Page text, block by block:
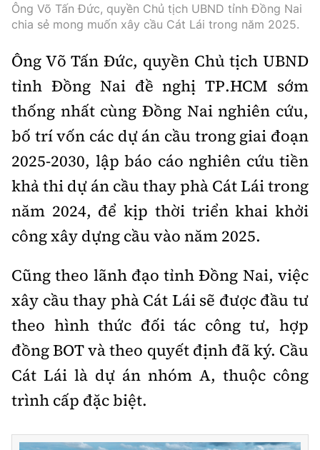
Ông Võ Tấn Đức, quyền Chủ tịch UBND tỉnh Đồng Nai
chia sẻ mong muốn xây cầu Cát Lái trong năm 2025.
Ông Võ Tấn Đức, quyền Chủ tịch UBND
tỉnh Đồng Nai đề nghị TP.HCM sớm
thống nhất cùng Đồng Nai nghiên cứu,
bố trí vốn các dự án cầu trong giai đoạn
2025-2030, lập báo cáo nghiên cứu tiền
khả thi dự án cầu thay phà Cát Lái trong
năm 2024, để kịp thời triển khai khởi
công xây dựng cầu vào năm 2025.
Cũng theo lãnh đạo tỉnh Đồng Nai, việc
xây cầu thay phà Cát Lái sẽ được đầu tư
theo hình thức đối tác công tư, hợp
đồng BOT và theo quyết định đã ký. Cầu
Cát Lái là dự án nhóm A, thuộc công
trình cấp đặc biệt.